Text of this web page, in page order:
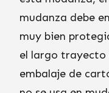
mudanza debe
muy bien
el largo trayecto
embalaje de